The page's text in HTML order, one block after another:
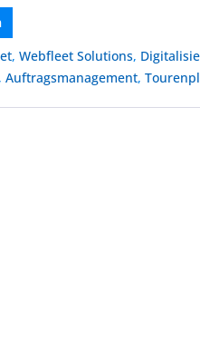
,Webfleet Solutions,
,Auftragsmanagement,